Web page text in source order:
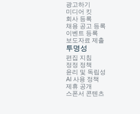
광고하기
미디어 킷
회사 등록
채용 공고 등록
이벤트 등록
보도자료 제출
투명성
편집 지침
정정 정책
윤리 및 독립성
AI 사용 정책
제휴 공개
스폰서 콘텐츠